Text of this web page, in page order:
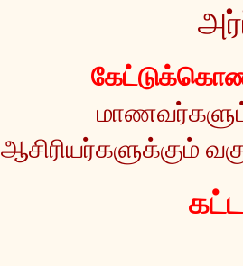
ஆசிரியர்களுக்கும்